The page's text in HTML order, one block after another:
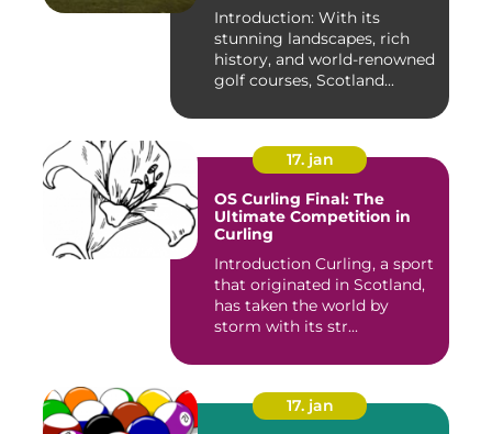
Introduction: With its
stunning landscapes, rich
history, and world-renowned
golf courses, Scotland...
17. jan
OS Curling Final: The
Ultimate Competition in
Curling
Introduction Curling, a sport
that originated in Scotland,
has taken the world by
storm with its str...
17. jan